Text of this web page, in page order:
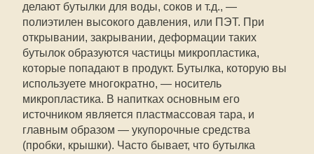
делают бутылки для воды, соков и т.д., —
полиэтилен высокого давления, или ПЭТ. При
открывании, закрывании, деформации таких
бутылок образуются частицы микропластика,
которые попадают в продукт. Бутылка, которую вы
используете многократно, — носитель
микропластика. В напитках основным его
источником является пластмассовая тара, и
главным образом — укупорочные средства
(пробки, крышки). Часто бывает, что бутылка